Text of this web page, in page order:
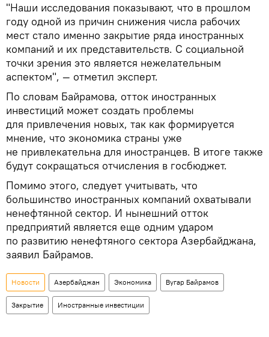
"Наши исследования показывают, что в прошлом
году одной из причин снижения числа рабочих
мест стало именно закрытие ряда иностранных
компаний и их представительств. С социальной
точки зрения это является нежелательным
аспектом", — отметил эксперт.
По словам Байрамова, отток иностранных
инвестиций может создать проблемы
для привлечения новых, так как формируется
мнение, что экономика страны уже
не привлекательна для иностранцев. В итоге также
будут сокращаться отчисления в госбюджет.
Помимо этого, следует учитывать, что
большинство иностранных компаний охватывали
ненефтянной сектор. И нынешний отток
предприятий является еще одним ударом
по развитию ненефтяного сектора Азербайджана,
заявил Байрамов.
Новости Азербайджан Экономика Вугар Байрамов
Закрытие Иностранные инвестиции